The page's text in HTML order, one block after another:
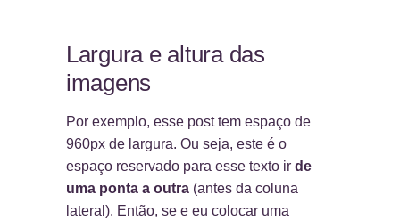
Largura e altura das
imagens
Por exemplo, esse post tem espaço de
960px de largura. Ou seja, este é o
espaço reservado para esse texto ir de
uma ponta a outra (antes da coluna
lateral). Então, se e eu colocar uma